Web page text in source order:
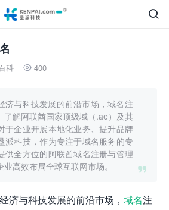

科  400

济与科技发展的前沿市场，域名注
了解阿联酋国家顶级域（.ae）及其
于企业开展本地化业务、提升品牌
派科技，作为专注于域名服务的专
供全方位的阿联酋域名注册与管理
高效布局全球互联网市场。
济与科技发展的前沿市场， 域名注